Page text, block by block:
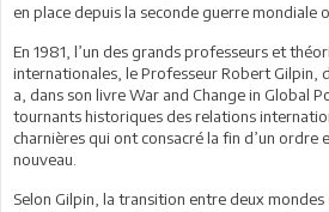
en place depuis la seconde guerre mondiale
En 1981, l’un des grands professeurs et
internationales, le Professeur Robert Gilpin,
a, dans son livre War and Change in Global
tournants historiques des relations
charnières qui ont consacré la fin d’un ordre
nouveau.
Selon Gilpin, la transition entre deux